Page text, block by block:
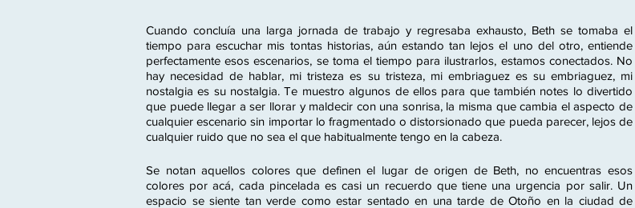
Cuando concluía una larga jornada de trabajo y regresaba exhausto, Beth se tomaba el
tiempo para escuchar mis tontas historias, aún estando tan lejos el uno del otro, entiende
perfectamente esos escenarios, se toma el tiempo para ilustrarlos, estamos conectados. No
hay necesidad de hablar, mi tristeza es su tristeza, mi embriaguez es su embriaguez, mi
nostalgia es su nostalgia. Te muestro algunos de ellos para que también notes lo divertido
que puede llegar a ser llorar y maldecir con una sonrisa, la misma que cambia el aspecto de
cualquier escenario sin importar lo fragmentado o distorsionado que pueda parecer, lejos de
cualquier ruido que no sea el que habitualmente tengo en la cabeza.
Se notan aquellos colores que definen el lugar de origen de Beth, no encuentras esos
colores por acá, cada pincelada es casi un recuerdo que tiene una urgencia por salir. Un
espacio se siente tan verde como estar sentado en una tarde de Otoño en la ciudad de